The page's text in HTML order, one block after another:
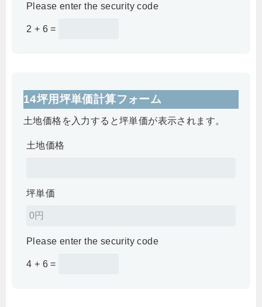
Please enter the security code
2 + 6 =
14坪用坪単価計算フォーム
土地価格を入力すると坪単価が表示されます。
土地価格
坪単価
Please enter the security code
4 + 6 =